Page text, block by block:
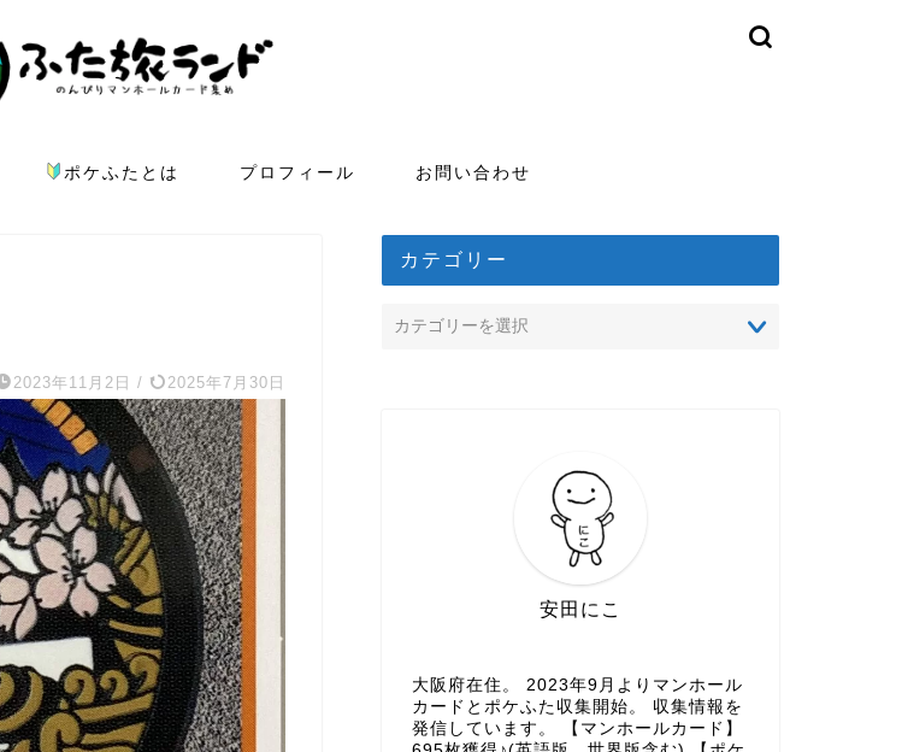
ポケふたとは プロフィール お問い合わせ
2023年11月2日 / 2025年7月30日
カテゴリー
安田にこ
大阪府在住。 2023年9月よりマンホール
カードとポケふた収集開始。 収集情報を
発信しています。 【マンホールカード】